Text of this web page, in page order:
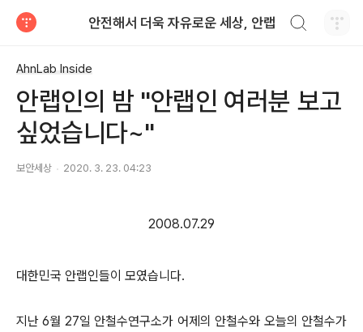
안전해서 더욱 자유로운 세상, 안랩
AhnLab Inside
안랩인의 밤 "안랩인 여러분 보고
싶었습니다~"
보안세상 2020. 3. 23. 04:23
2008.07.29
대한민국 안랩인들이 모였습니다.
지난 6월 27일 안철수연구소가 어제의 안철수와 오늘의 안철수가